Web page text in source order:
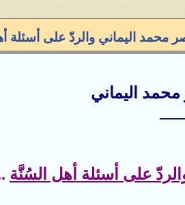
محمد اليماني والردّ على أسئلة
محمد اليماني
على أسئلة أهل السُنَّة